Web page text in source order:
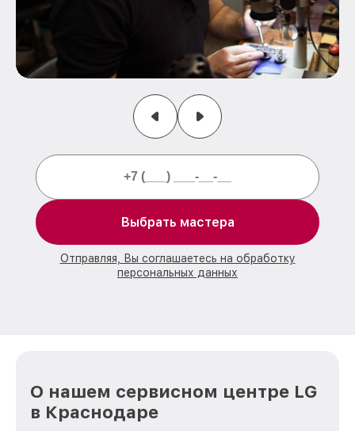
Выбрать мастера
Отправляя, Вы соглашаетесь на обработку
персональных данных
О нашем сервисном центре LG
в Краснодаре